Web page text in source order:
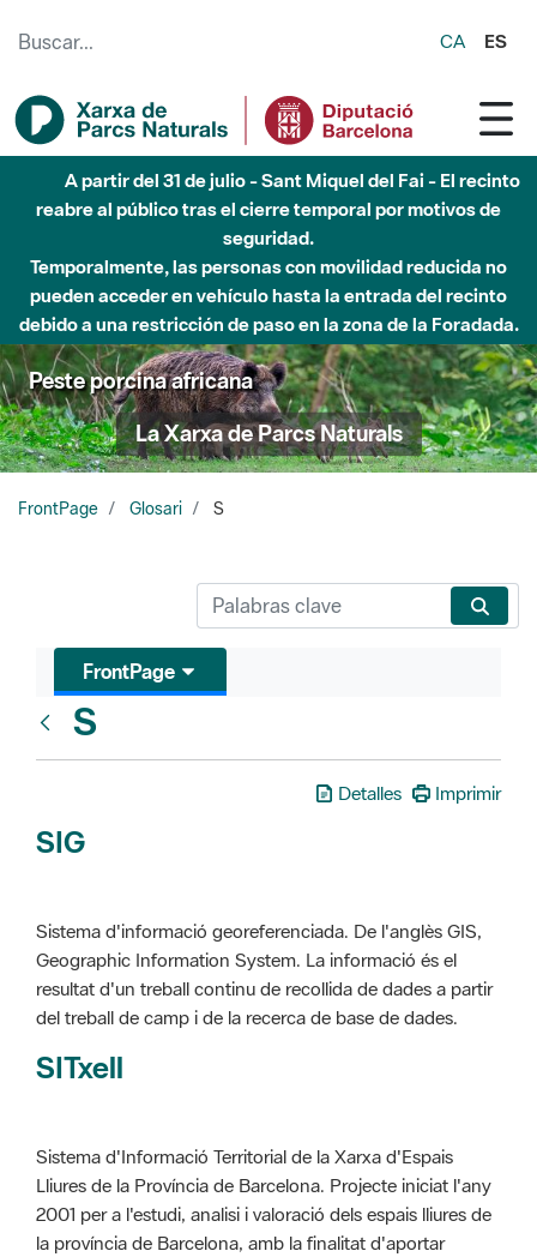
CA ES
A partir del 31 de julio - Sant Miquel del Fai - El recinto
reabre al público tras el cierre temporal por motivos de
seguridad.
Temporalmente, las personas con movilidad reducida no
pueden acceder en vehículo hasta la entrada del recinto
debido a una restricción de paso en la zona de la Foradada.
Peste porcina africana
La Xarxa de Parcs Naturals
FrontPage Glosari S
FrontPage
S
Detalles Imprimir
SIG
Sistema d'informació georeferenciada. De l'anglès GIS,
Geographic Information System. La informació és el
resultat d'un treball continu de recollida de dades a partir
del treball de camp i de la recerca de base de dades.
SITxell
Sistema d'Informació Territorial de la Xarxa d'Espais
Lliures de la Província de Barcelona. Projecte iniciat l'any
2001 per a l'estudi, analisi i valoració dels espais lliures de
la província de Barcelona, amb la finalitat d'aportar